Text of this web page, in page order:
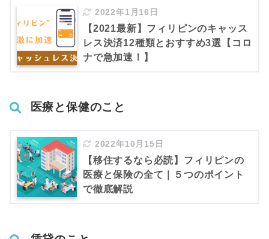
2022年1月16日
【2021最新】フィリピンのキャッス
レス決済12種類とおすすめ3選【コロ
ナで急加速！】
医療と保健のこと
2022年10月15日
【移住するなら必読】フィリピンの
医療と保険の全て｜５つのポイント
で徹底解説